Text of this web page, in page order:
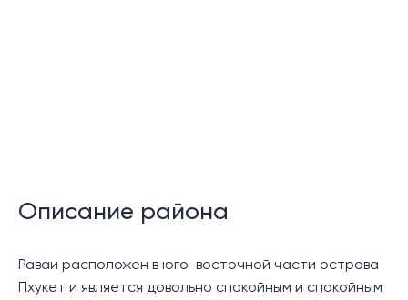
похвастаться более стильным и современным
привлекательным вариантом для тех, кто ищет
современное жилое пространство.
Описание района
Раваи расположен в юго-восточной части острова
Пхукет и является довольно спокойным и спокойным